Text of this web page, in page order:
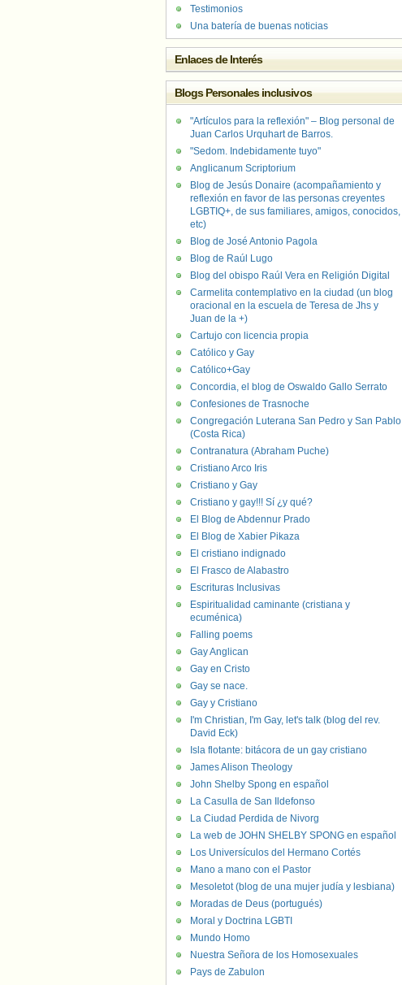
Testimonios
Una batería de buenas noticias
Enlaces de Interés
Blogs Personales inclusivos
"Artículos para la reflexión" – Blog personal de
Juan Carlos Urquhart de Barros.
"Sedom. Indebidamente tuyo"
Anglicanum Scriptorium
Blog de Jesús Donaire (acompañamiento y
reflexión en favor de las personas creyentes
LGBTIQ+, de sus familiares, amigos, conocidos,
etc)
Blog de José Antonio Pagola
Blog de Raúl Lugo
Blog del obispo Raúl Vera en Religión Digital
Carmelita contemplativo en la ciudad (un blog
oracional en la escuela de Teresa de Jhs y
Juan de la +)
Cartujo con licencia propia
Católico y Gay
Católico+Gay
Concordia, el blog de Oswaldo Gallo Serrato
Confesiones de Trasnoche
Congregación Luterana San Pedro y San Pablo
(Costa Rica)
Contranatura (Abraham Puche)
Cristiano Arco Iris
Cristiano y Gay
Cristiano y gay!!! Sí ¿y qué?
El Blog de Abdennur Prado
El Blog de Xabier Pikaza
El cristiano indignado
El Frasco de Alabastro
Escrituras Inclusivas
Espiritualidad caminante (cristiana y
ecuménica)
Falling poems
Gay Anglican
Gay en Cristo
Gay se nace.
Gay y Cristiano
I'm Christian, I'm Gay, let's talk (blog del rev.
David Eck)
Isla flotante: bitácora de un gay cristiano
James Alison Theology
John Shelby Spong en español
La Casulla de San Ildefonso
La Ciudad Perdida de Nivorg
La web de JOHN SHELBY SPONG en español
Los Universículos del Hermano Cortés
Mano a mano con el Pastor
Mesoletot (blog de una mujer judía y lesbiana)
Moradas de Deus (portugués)
Moral y Doctrina LGBTI
Mundo Homo
Nuestra Señora de los Homosexuales
Pays de Zabulon